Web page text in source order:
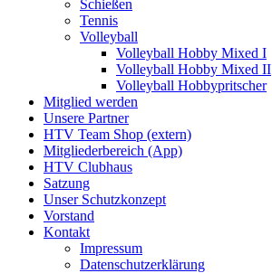
Schießen
Tennis
Volleyball
Volleyball Hobby Mixed I
Volleyball Hobby Mixed II
Volleyball Hobbypritscher
Mitglied werden
Unsere Partner
HTV Team Shop (extern)
Mitgliederbereich (App)
HTV Clubhaus
Satzung
Unser Schutzkonzept
Vorstand
Kontakt
Impressum
Datenschutzerklärung